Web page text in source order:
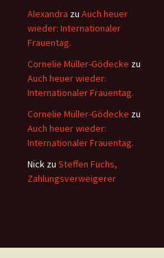
Alexandra zu Auch heuer
wieder: Internationaler
Frauentag.
Cornelie Müller-Gödecke zu
Auch heuer wieder:
Internationaler Frauentag.
Cornelie Müller-Gödecke zu
Auch heuer wieder:
Internationaler Frauentag.
Nick zu Steffen Fuchs,
Zahlungsverweigerer